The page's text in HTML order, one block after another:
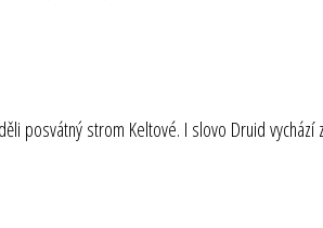
posvátný strom Keltové. I slovo Druid vychází